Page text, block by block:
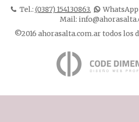
Tel.: (0387) 154130863.
WhatsApp
Mail:
©2016 ahorasalta.com.ar todos los